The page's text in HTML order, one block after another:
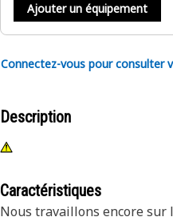
Ajouter un équipement
Connectez-vous pour consulter
Description
Caractéristiques
Nous travaillons encore